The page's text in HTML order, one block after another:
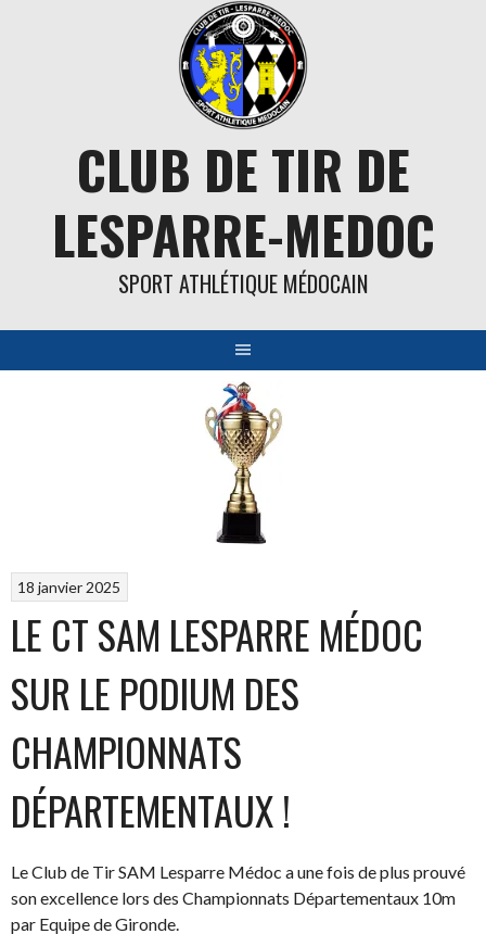
CLUB DE TIR DE
LESPARRE-MEDOC
SPORT ATHLÉTIQUE MÉDOCAIN
18 janvier 2025
LE CT SAM LESPARRE MÉDOC
SUR LE PODIUM DES
CHAMPIONNATS
DÉPARTEMENTAUX !
Le Club de Tir SAM Lesparre Médoc a une fois de plus prouvé
son excellence lors des Championnats Départementaux 10m
par Equipe de Gironde.